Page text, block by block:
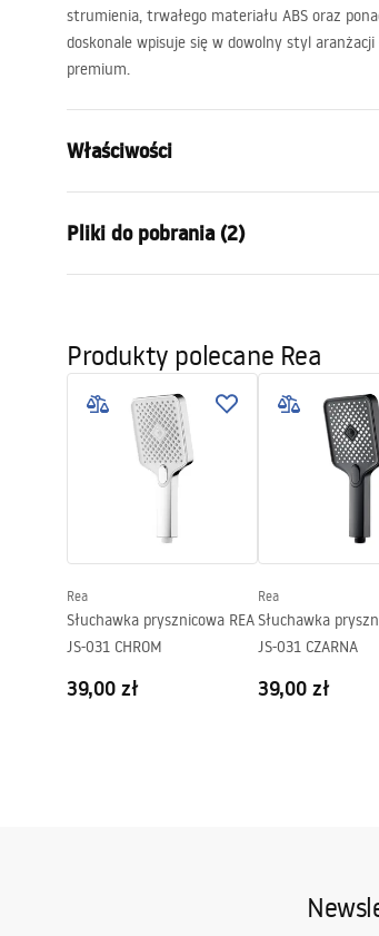
strumienia, trwałego materiału ABS oraz
doskonale wpisuje się w dowolny styl
premium.
Właściwości
Materiał:
Sposób montażu:
Wysokość (mm):
Pliki do pobrania (2)
Pielęgnacja.pdf
Produkty polecane Rea
Rea
Słuchawka prysznicowa REA
JS-031 CHROM
39,00 zł
Rea
Słuchawka
JS-031 CZARNA
39,00 zł